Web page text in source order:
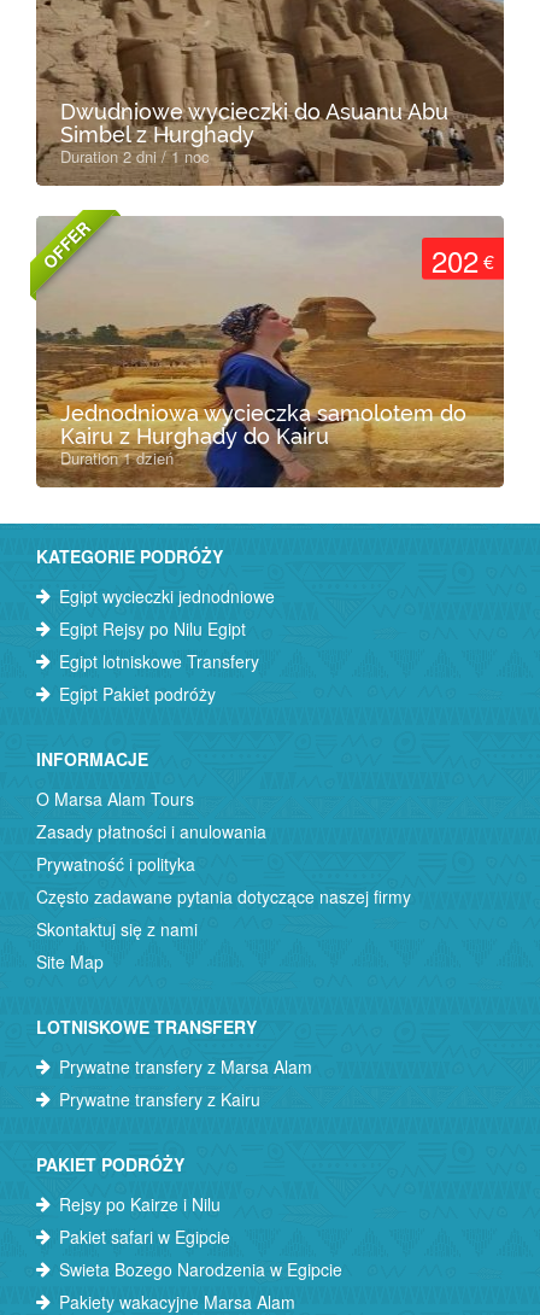
Dwudniowe wycieczki do Asuanu Abu
Simbel z Hurghady
Duration 2 dni / 1 noc
OFFER 202€
Jednodniowa wycieczka samolotem do
Kairu z Hurghady do Kairu
Duration 1 dzień
KATEGORIE PODRÓŻY
Egipt wycieczki jednodniowe
Egipt Rejsy po Nilu Egipt
Egipt lotniskowe Transfery
Egipt Pakiet podróży
INFORMACJE
O Marsa Alam Tours
Zasady płatności i anulowania
Prywatność i polityka
Często zadawane pytania dotyczące naszej firmy
Skontaktuj się z nami
Site Map
LOTNISKOWE TRANSFERY
Prywatne transfery z Marsa Alam
Prywatne transfery z Kairu
PAKIET PODRÓŻY
Rejsy po Kairze i Nilu
Pakiet safari w Egipcie
Swieta Bozego Narodzenia w Egipcie
Pakiety wakacyjne Marsa Alam